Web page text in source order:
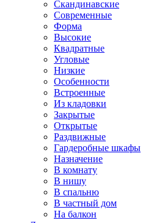
Скандинавские
Современные
Форма
Высокие
Квадратные
Угловые
Низкие
Особенности
Встроенные
Из кладовки
Закрытые
Открытые
Раздвижные
Гардеробные шкафы
Назначение
В комнату
В нишу
В спальню
В частный дом
На балкон